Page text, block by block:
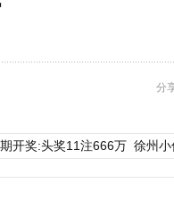
分
开奖:头奖11注666万 徐州